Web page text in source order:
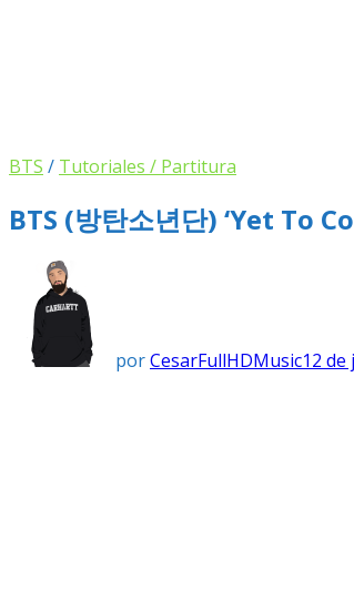
BTS / Tutoriales / Partitura
BTS (방탄소년단) ‘Yet To
porCesarFullHDMusic12 de